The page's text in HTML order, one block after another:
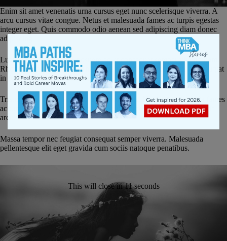
Enim sit amet venenatis urna cursus eget nunc scelerisque viverra. A
arcu cursus vitae congue. Netus et malesuada fames ac turpis egestas
integer eget. Quis commodo odio aenean sed adipiscing diam donec
adipiscing
Luctus accumsan tortor posuere ac ut consequat semper viverra nam.
Rhoncus mattis rhoncus urna neque viverra. Tristique risus nec feugiat
in fermentum posuere urna nec.
Tristique magna sit amet purus gravida quis. Netus et malesuada fames
ac turpis egestas sed. Id volutpat lacus laoreet non curabitur gravida
arcu.
Massa tempor nec feugiat consequat semper viverra. Malesuada
pellentesque elit eget gravida cum sociis natoque penatibus.
This will close in10seconds